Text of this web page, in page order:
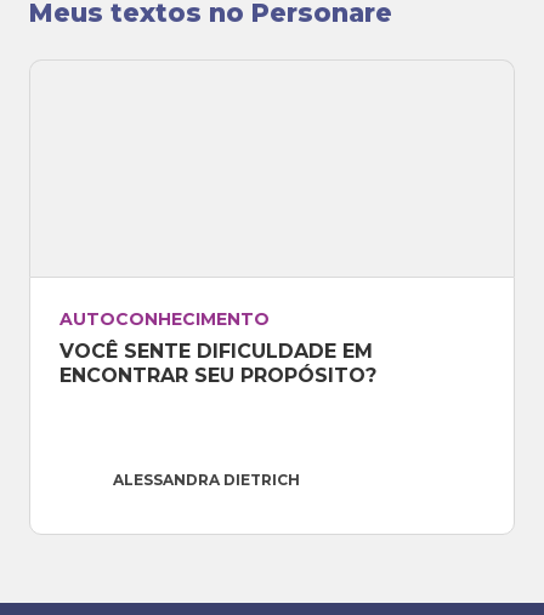
Meus textos no Personare
AUTOCONHECIMENTO
VOCÊ SENTE DIFICULDADE EM
ENCONTRAR SEU PROPÓSITO?
ALESSANDRA DIETRICH